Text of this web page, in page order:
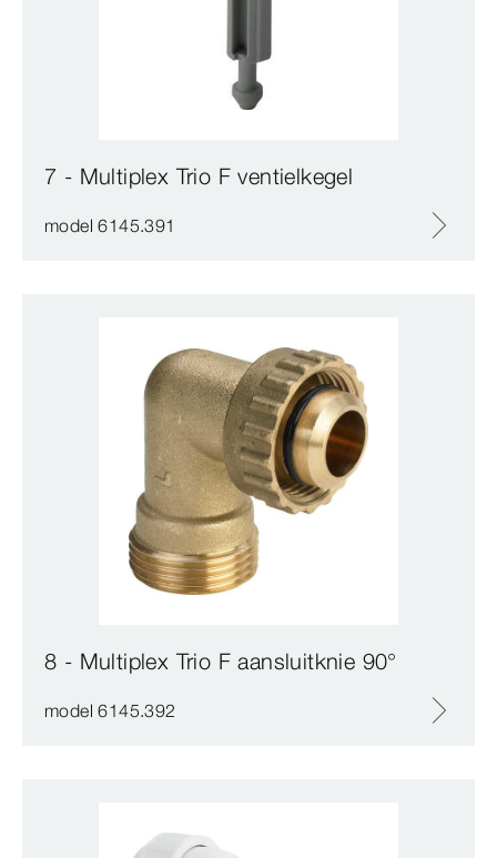
7 - Multiplex Trio F ventielkegel
model 6145.391
8 - Multiplex Trio F aansluitknie 90°
model 6145.392